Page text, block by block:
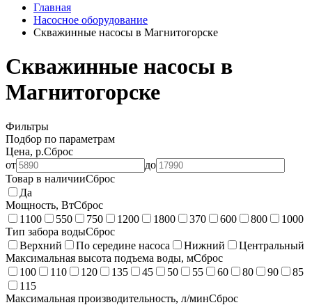
Главная
Насосное оборудование
Скважинные насосы в Магнитогорске
Скважинные насосы в
Магнитогорске
Фильтры
Подбор по параметрам
Цена, р.Сброс
от
до
Товар в наличииСброс
Да
Мощность, ВтСброс
1100
550 750 1200 1800 370 600 800
1000
Тип забора водыСброс
Верхний
По середине насоса Нижний
Центральный
Максимальная высота подъема воды, мСброс
100
110 120 135 45 50 55 60 80 90
85
115
Максимальная производительность, л/минСброс